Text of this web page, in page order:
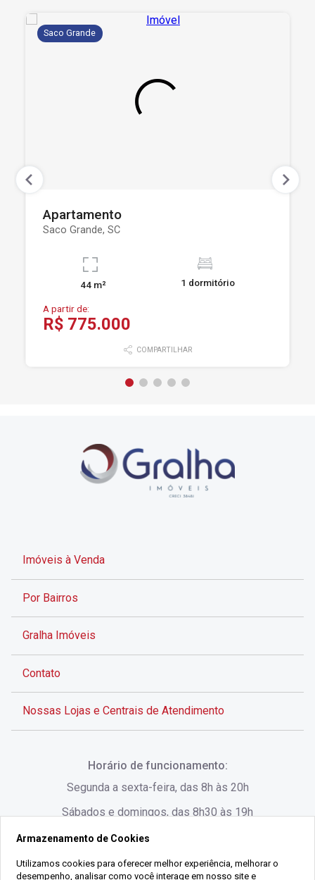
Saco Grande
Apartamento
Saco Grande, SC
44 m² 1 dormitório
A partir de:
R$ 775.000
COMPARTILHAR
Imóveis à Venda
Por Bairros
Gralha Imóveis
Contato
Nossas Lojas e Centrais de Atendimento
Rua Lauro Linhares, 1080 - Trindade, Florianópolis -
SC
Horário de funcionamento:
Segunda a sexta-feira, das 8h às 20h
Sábados e domingos, das 8h30 às 19h
Armazenamento de Cookies
Utilizamos cookies para oferecer melhor experiência, melhorar o
desempenho, analisar como você interage em nosso site e